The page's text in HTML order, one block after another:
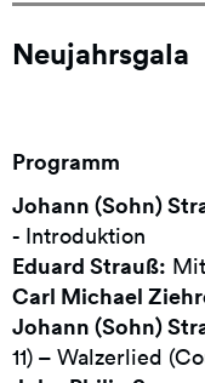
Neujahrsgala
Programm
Johann (Sohn)
- Introduktion
Eduard Strauß:
Carl Michael
Johann (Sohn)
11) – Walzerlied